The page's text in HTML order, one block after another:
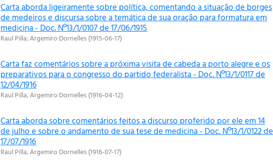
Carta aborda ligeiramente sobre política, comentando a situação de borges
de medeiros e discursa sobre a temática de sua oração para formatura em
medicina - Doc. Nº13/1/0107 de 17/06/1915
Raul Pilla;Argemiro Dornelles(1915-06-17)
Carta faz comentários sobre a próxima visita de cabeda a porto alegre e os
preparativos para o congresso do partido federalista - Doc. Nº13/1/0117 de
12/04/1916
Raul Pilla;Argemiro Dornelles(1916-04-12)
Carta aborda sobre comentários feitos a discurso proferido por ele em 14
de julho e sobre o andamento de sua tese de medicina - Doc. Nº13/1/0122 de
17/07/1916
Raul Pilla;Argemiro Dornelles(1916-07-17)